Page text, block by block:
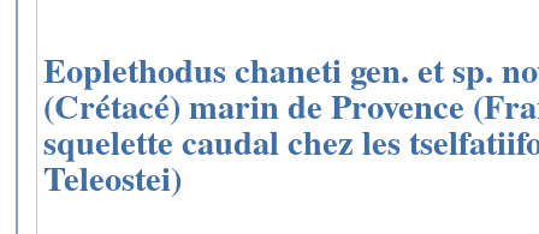
Eoplethodus chaneti gen. et sp.
(Crétacé) marin de Provence
squelette caudal chez les
Teleostei)